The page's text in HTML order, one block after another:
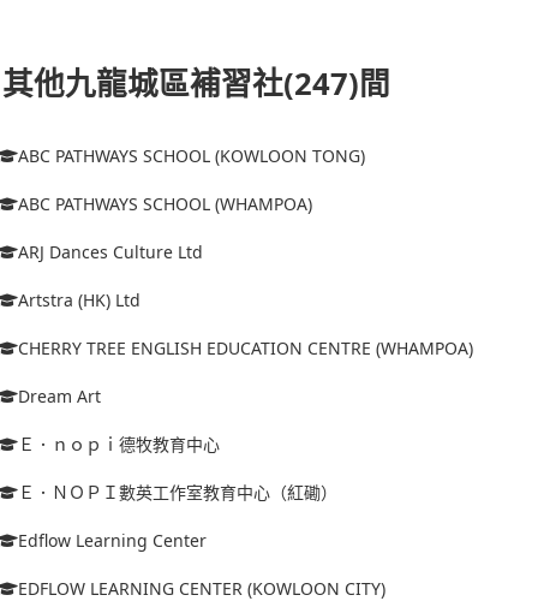
其他九龍城區補習社(247)間
ABC PATHWAYS SCHOOL (KOWLOON TONG)
ABC PATHWAYS SCHOOL (WHAMPOA)
ARJ Dances Culture Ltd
Artstra (HK) Ltd
CHERRY TREE ENGLISH EDUCATION CENTRE (WHAMPOA)
Dream Art
Ｅ．ｎｏｐｉ德牧教育中心
Ｅ．ＮＯＰＩ數英工作室教育中心（紅磡）
Edflow Learning Center
EDFLOW LEARNING CENTER (KOWLOON CITY)